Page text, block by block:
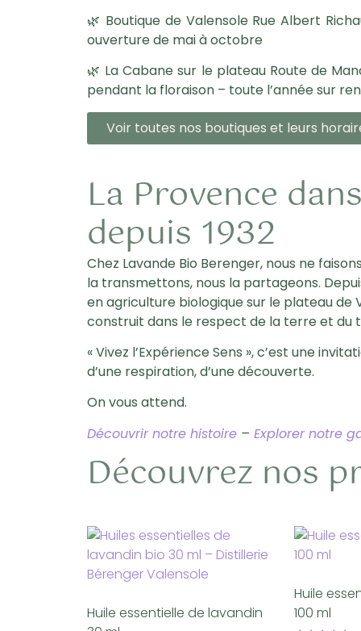
🌿 Boutique de ValensoleRue Albert
ouverture de mai à octobre
🌿 La Cabane sur le plateauRoute de
pendant la floraison – toute l’année sur
Voir toutes nos boutiques et leurs
La Provence
depuis 1932
Chez Lavande Bio Berenger, nous ne
la transmettons, nous la partageons.
en agriculture biologique sur le plateau de
construit dans le respect de la terre et du
« Vivez l’Expérience Sens », c’est une
d’une respiration, d’une découverte.
On vous attend.
Découvrir notre histoire– Explorer notre
Découvrez nos
Huile essentielle de lavandin
Huile
100 ml